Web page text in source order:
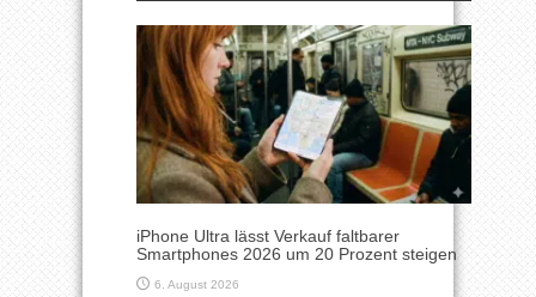
iPhone Ultra lässt Verkauf faltbarer
Smartphones 2026 um 20 Prozent steigen
6. August 2026